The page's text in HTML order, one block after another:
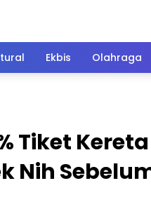
Ekbis Olahraga
Tiket
Nih